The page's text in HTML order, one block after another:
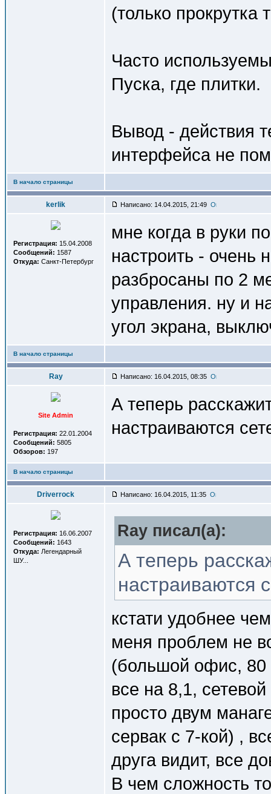
(только прокрутка
Часто
Пуска, где плитки.
Вывод - действия
интерфейса не
В начало страницы
kerlik Написано: 14.04.2015, 21:49
Регистрация: 15.04.2008
Сообщений: 1587
Откуда: Санкт-Петербург
мне когда в руки
настроить - очень
разбросаны по 2
управления. ну и
угол экрана,
В начало страницы
Ray Написано: 16.04.2015, 08:35
Site Admin
Регистрация: 22.01.2004
Сообщений: 5805
Обзоров: 197
А теперь
настраиваются
В начало страницы
Driverrock Написано: 16.04.2015, 11:35
Регистрация: 16.06.2007
Сообщений: 1643
Откуда: Легендарный
ШУ...
Ray писал(a):
А теперь
настраиваются
кстати удобнее
меня проблем не
(большой офис, 80
все на 8,1,
просто двум
сервак с 7-кой) ,
друга видит, все
В чем сложность